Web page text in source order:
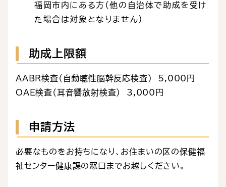
福岡市内にある方（他の自治体で助成を受け
た場合は対象となりません）
助成上限額
AABR検査（自動聴性脳幹反応検査） 5,000円
OAE検査（耳音響放射検査） 3,000円
申請方法
必要なものをお持ちになり、お住まいの区の保健福
祉センター健康課の窓口までお越しください。